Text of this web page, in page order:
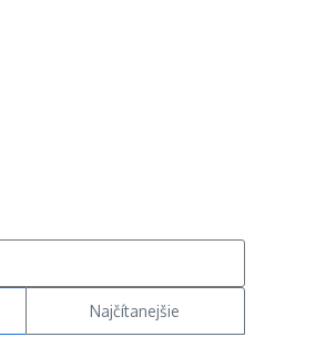
Najčítanejšie